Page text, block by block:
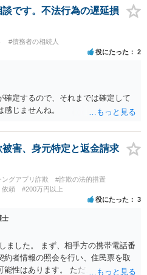
とができません。こちらを重視すれ
「一緒に行く」という結果の実現に
にチケットを引き渡すべきといえる
とするのが当事者の合理的意思に
断に傾くことになると思います。 例
ある場合、交際を解消した2人が当日
いう心理が働くことも無理からぬ
リア指定のアリーナ席であれば隣り
んし、そのチケットが入手困難で
、判断は変わってくるかもしれませ
防止法に規定する特定興行入場券に
ている場合には、チケット引渡し以
ょう。 このように、本件の紛争は、
がどこにあるのかを追求した解決が
難しい問題なので、弁護士によっ
。
です。不法行為の遅延損
#債務者の相続人
役にたった 2
確定するので、それまでは確定して
じませんね。
害、身元特定と返金請求
ングアプリ詐欺
#詐欺の法的措置
依頼 #200万円以上
役にたった 3
士
ました。 まず、相手方の携帯電話番
者情報の照会を行い、住民票を取
能性はあります。 ただ、他人名義の